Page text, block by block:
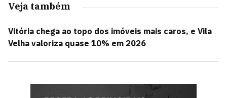
Veja também
Vitória chega ao topo dos imóveis mais caros, e Vila
Velha valoriza quase 10% em 2026